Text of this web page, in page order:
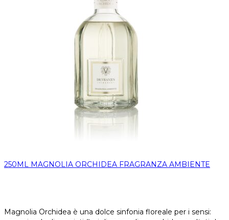
250ML MAGNOLIA ORCHIDEA FRAGRANZA AMBIENTE
Magnolia Orchidea è una dolce sinfonia floreale per i sensi: